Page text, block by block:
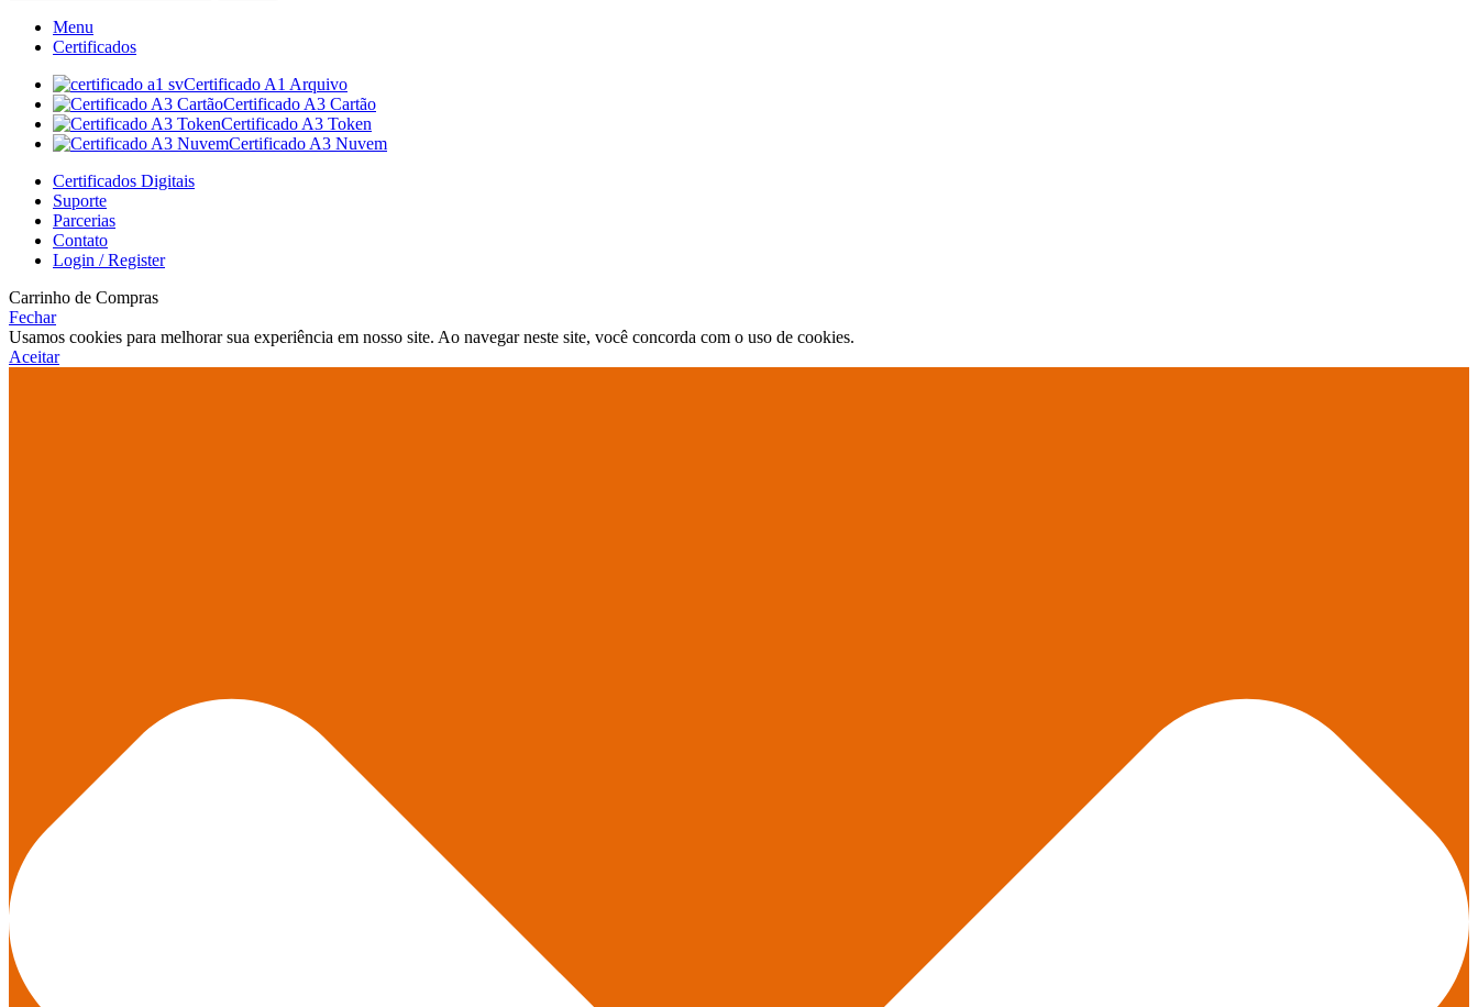
Menu
Certificados
Certificado A1 Arquivo
Certificado A3 Cartão
Certificado A3 Token
Certificado A3 Nuvem
Certificados Digitais
Suporte
Parcerias
Contato
Login / Register
Carrinho de Compras
Fechar
Usamos cookies para melhorar sua experiência em nosso site. Ao navegar neste site, você concorda com o uso de cookies.
Aceitar